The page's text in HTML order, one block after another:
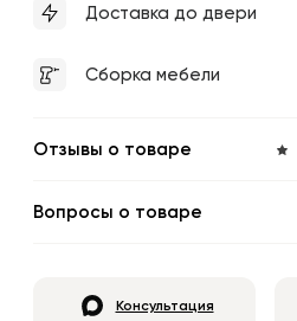
Доставка до двери
Сборка мебели
Отзывы о товаре
Вопросы о товаре
Консультация